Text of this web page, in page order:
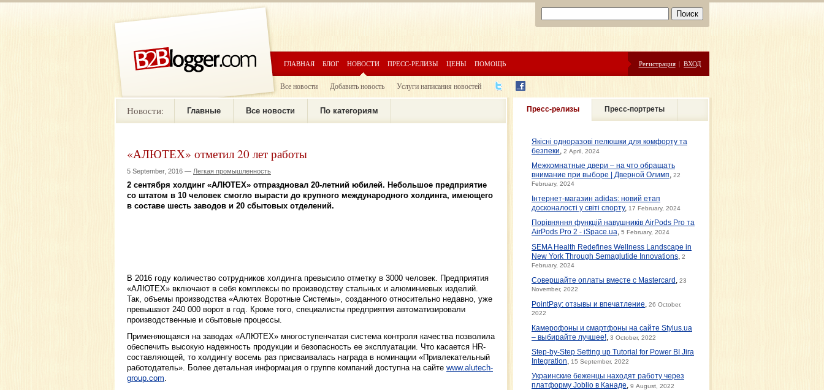
ГЛАВНАЯ БЛОГ НОВОСТИ ПРЕСС-РЕЛИЗЫ ЦЕНЫ ПОМОЩЬ Регистрация | ВХОД
Все новости Добавить новость Услуги написания новостей
Новости: Главные Все новости По категориям
«АЛЮТЕХ» отметил 20 лет работы
5 September, 2016 — Легкая промышленность
2 сентября холдинг «АЛЮТЕХ» отпраздновал 20-летний юбилей. Небольшое предприятие
со штатом в 10 человек смогло вырасти до крупного международного холдинга, имеющего
в составе шесть заводов и 20 сбытовых отделений.
В 2016 году количество сотрудников холдинга превысило отметку в 3000 человек. Предприятия
«АЛЮТЕХ» включают в себя комплексы по производству стальных и алюминиевых изделий.
Так, объемы производства «Алютех Воротные Системы», созданного относительно недавно, уже
превышают 240 000 ворот в год. Кроме того, специалисты предприятия автоматизировали
производственные и сбытовые процессы.
Применяющаяся на заводах «АЛЮТЕХ» многоступенчатая система контроля качества позволила
обеспечить высокую надежность продукции и безопасность ее эксплуатации. Что касается HR-
составляющей, то холдингу восемь раз присваивалась награда в номинации «Привлекательный
работодатель». Более детальная информация о группе компаний доступна на сайте www.alutech-
group.com.
Пресс-релизы Пресс-портреты
Якісні одноразові пелюшки для комфорту та
безпеки
2 April, 2024
Межкомнатные двери – на что обращать
внимание при выборе | Дверной Олимп
22
February, 2024
Інтернет-магазин adidas: новий етап
досконалості у світі спорту, 17 February, 2024
Порівняння функцій навушників AirPods Pro та
AirPods Pro 2 - iSpace.ua
5 February, 2024
SEMA Health Redefines Wellness Landscape in
New York Through Semaglutide Innovations 2
February, 2024
Совершайте оплаты вместе с Mastercard 23
November, 2022
PointPay: отзывы и впечатление 26 October,
2022
Камерофоны и смартфоны на сайте Stylus.ua
– выбирайте лучшее! 3 October, 2022
Step-by-Step Setting up Tutorial for Power BI Jira
Integration
15 September, 2022
Украинские беженцы находят работу через
платформу Joblio в Канаде, 9 August, 2022